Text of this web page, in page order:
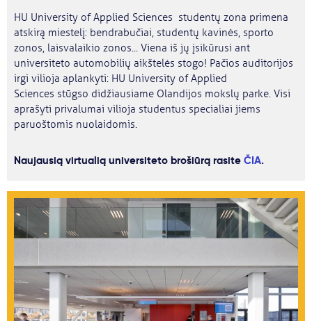
HU University of Applied Sciences studentų zona primena
atskirą miestelį: bendrabučiai, studentų kavinės, sporto
zonos, laisvalaikio zonos... Viena iš jų įsikūrusi ant
universiteto automobilių aikštelės stogo! Pačios auditorijos
irgi vilioja aplankyti: HU University of Applied
Sciences stūgso didžiausiame Olandijos mokslų parke. Visi
aprašyti privalumai vilioja studentus specialiai jiems
paruoštomis nuolaidomis.
Naujausią virtualią universiteto brošiūrą rasite ČIA.